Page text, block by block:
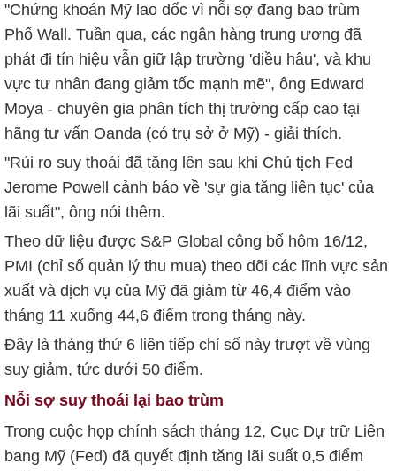
"Chứng khoán Mỹ lao dốc vì nỗi sợ đang bao trùm
Phố Wall. Tuần qua, các ngân hàng trung ương đã
phát đi tín hiệu vẫn giữ lập trường 'diều hâu', và khu
vực tư nhân đang giảm tốc mạnh mẽ", ông Edward
Moya - chuyên gia phân tích thị trường cấp cao tại
hãng tư vấn Oanda (có trụ sở ở Mỹ) - giải thích.
"Rủi ro suy thoái đã tăng lên sau khi Chủ tịch Fed
Jerome Powell cảnh báo về 'sự gia tăng liên tục' của
lãi suất", ông nói thêm.
Theo dữ liệu được S&P Global công bố hôm 16/12,
PMI (chỉ số quản lý thu mua) theo dõi các lĩnh vực sản
xuất và dịch vụ của Mỹ đã giảm từ 46,4 điểm vào
tháng 11 xuống 44,6 điểm trong tháng này.
Đây là tháng thứ 6 liên tiếp chỉ số này trượt về vùng
suy giảm, tức dưới 50 điểm.
Nỗi sợ suy thoái lại bao trùm
Trong cuộc họp chính sách tháng 12, Cục Dự trữ Liên
bang Mỹ (Fed) đã quyết định tăng lãi suất 0,5 điểm